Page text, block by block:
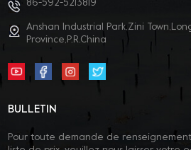
86-592-5213819
Anshan Industrial Park,Zini
Province,P.R.China
BULLETIN
Pour toute demande de